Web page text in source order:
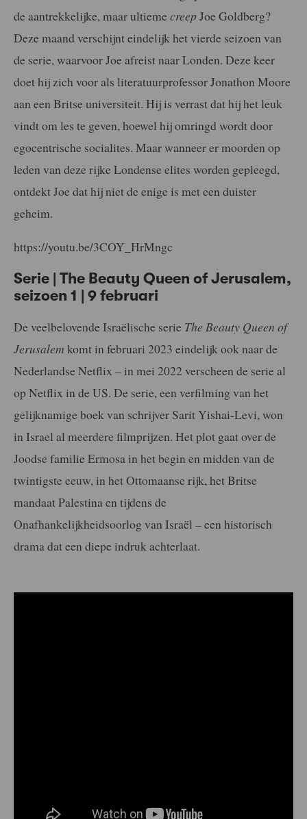
de aantrekkelijke, maar ultieme creep Joe Goldberg?
Deze maand verschijnt eindelijk het vierde seizoen van
de serie, waarvoor Joe afreist naar Londen. Deze keer
doet hij zich voor als literatuurprofessor Jonathon Moore
aan een Britse universiteit. Hij is verrast dat hij het leuk
vindt om les te geven, hoewel hij omringd wordt door
egocentrische socialites. Maar wanneer er moorden op
leden van deze rijke Londense elites worden gepleegd,
ontdekt Joe dat hij niet de enige is met een duister
geheim.
https://youtu.be/3COY_HrMngc
Serie | The Beauty Queen of Jerusalem,
seizoen 1 | 9 februari
De veelbelovende Israëlische serie The Beauty Queen of
Jerusalem komt in februari 2023 eindelijk ook naar de
Nederlandse Netflix – in mei 2022 verscheen de serie al
op Netflix in de US. De serie, een verfilming van het
gelijknamige boek van schrijver Sarit Yishai-Levi, won
in Israel al meerdere filmprijzen. Het plot gaat over de
Joodse familie Ermosa in het begin en midden van de
twintigste eeuw, in het Ottomaanse rijk, het Britse
mandaat Palestina en tijdens de
Onafhankelijkheidsoorlog van Israël – een historisch
drama dat een diepe indruk achterlaat.